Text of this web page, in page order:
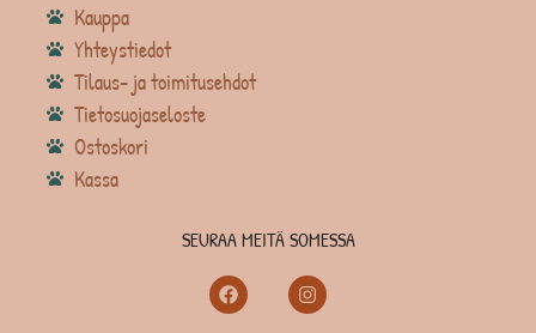
Kauppa
Yhteystiedot
Tilaus- ja toimitusehdot
Tietosuojaseloste
Ostoskori
Kassa
SEURAA MEITÄ SOMESSA